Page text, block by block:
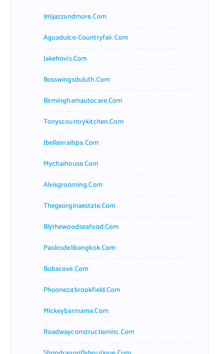
915jazzandmore.com
Aguadulce-Countryfair.com
Jakehovis.com
Bosswingsduluth.com
Birminghamautocare.com
Tonyscountrykitchen.com
Jbellasnailspa.com
Mychaihouse.com
Alvisgrooming.com
Thegeorginaestate.com
Blythewoodseafood.com
Paolosdelibangkok.com
Bobacove.com
Phoone24brookfield.com
Mickeybarmama.com
Roadwayconstructioninc.com